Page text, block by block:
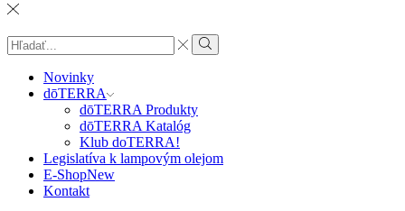
Search
input
Search
Novinky
dōTERRA
dōTERRA Produkty
dōTERRA Katalóg
Klub doTERRA!
Legislatíva k lampovým olejom
E-ShopNew
Kontakt